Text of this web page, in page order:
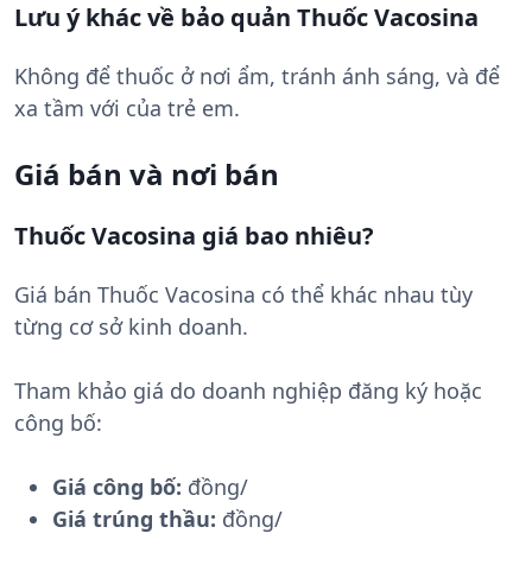
Lưu ý khác về bảo quản Thuốc Vacosina
Không để thuốc ở nơi ẩm, tránh ánh sáng, và để
xa tầm với của trẻ em.
Giá bán và nơi bán
Thuốc Vacosina giá bao nhiêu?
Giá bán Thuốc Vacosina có thể khác nhau tùy
từng cơ sở kinh doanh.
Tham khảo giá do doanh nghiệp đăng ký hoặc
công bố:
Giá công bố: đồng/
Giá trúng thầu: đồng/